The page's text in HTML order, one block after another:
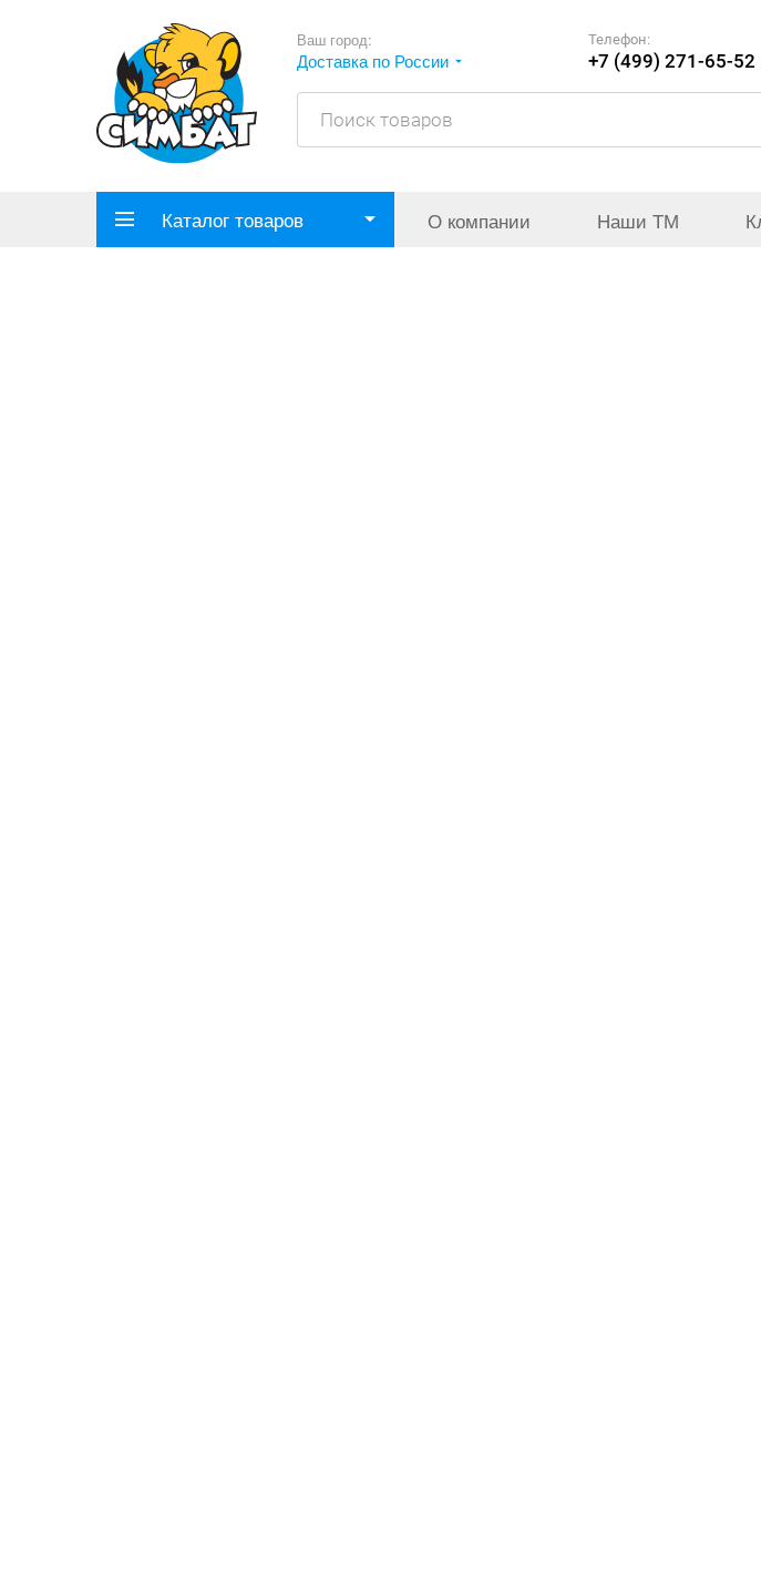
Ваш город:
Доставка по России
Телефон:
+7 (499) 271-65-52
Каталог товаров О компании Наши ТМ